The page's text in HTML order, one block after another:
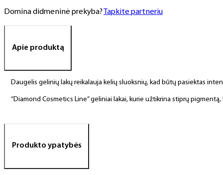
Domina didmeninė prekyba? Tapkite partneriu
Apie produktą
Daugelis gelinių lakų reikalauja kelių sluoksnių, kad būtų pasiektas
“Diamond Cosmetics Line” geliniai lakai, kurie užtikrina stiprų
Produkto ypatybės